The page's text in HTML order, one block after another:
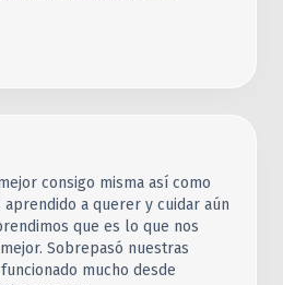
consigo misma así como
a querer y cuidar aún
que es lo que nos
Sobrepasó nuestras
mucho desde